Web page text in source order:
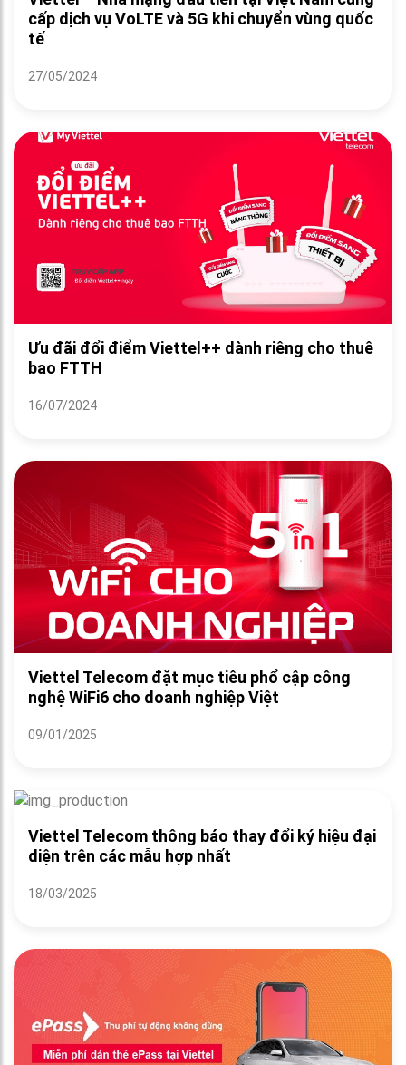
cấp dịch vụ VoLTE và 5G khi chuyển vùng quốc
tế
27/05/2024
Ưu đãi đổi điểm Viettel++ dành riêng cho thuê
bao FTTH
16/07/2024
Viettel Telecom đặt mục tiêu phổ cập công
nghệ WiFi6 cho doanh nghiệp Việt
09/01/2025
Viettel Telecom thông báo thay đổi ký hiệu đại
diện trên các mẫu hợp nhất
18/03/2025